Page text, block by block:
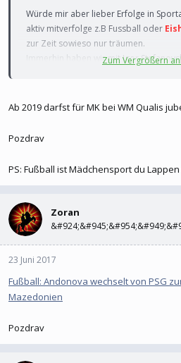
Würde mir aber lieber Erfolge in
aktiv mitverfolge z.B Fussball oder
zur Zeit sowieso nur träumen.
Immerhin haben wir mit Igor
Zum Vergrößern
Ab 2019 darfst für MK bei WM Qualis
Pozdrav
PS: Fußball ist Mädchensport du Lappen
Zoran
23 Juni 2017
Fußball: Andonova wechselt von PSG
Mazedonien
Pozdrav